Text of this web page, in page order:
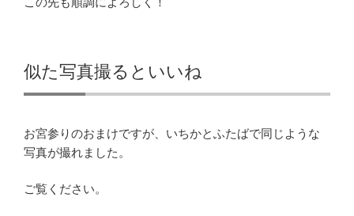
似た写真撮るといいね
お宮参りのおまけですが、いちかとふたばで同じような
写真が撮れました。
ご覧ください。